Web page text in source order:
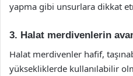
yapma gibi unsurlara dikkat
3. Halat merdivenlerin
Halat merdivenler hafif,
yüksekliklerde kullanılabilir